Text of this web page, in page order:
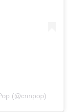
(@cnnpop)